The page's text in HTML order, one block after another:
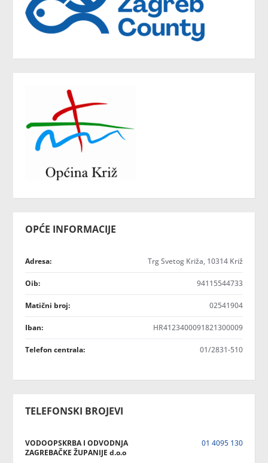
OPĆE INFORMACIJE
Adresa: Trg Svetog Križa, 10314 Križ
Oib: 94115544733
Matični broj: 02541904
Iban: HR4123400091821300009
Telefon centrala: 01/2831-510
TELEFONSKI BROJEVI
VODOOPSKRBA I ODVODNJA
ZAGREBAČKE ŽUPANIJE d.o.o
01 4095 130